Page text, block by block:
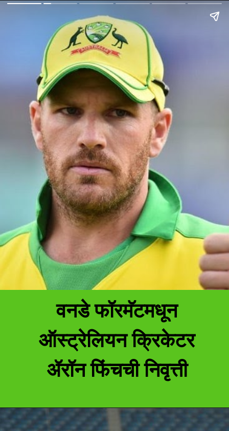
वनडे फॉरमॅटमधून
ऑस्ट्रेलियन क्रिकेटर
ॲरॉन फिंचची निवृत्ती